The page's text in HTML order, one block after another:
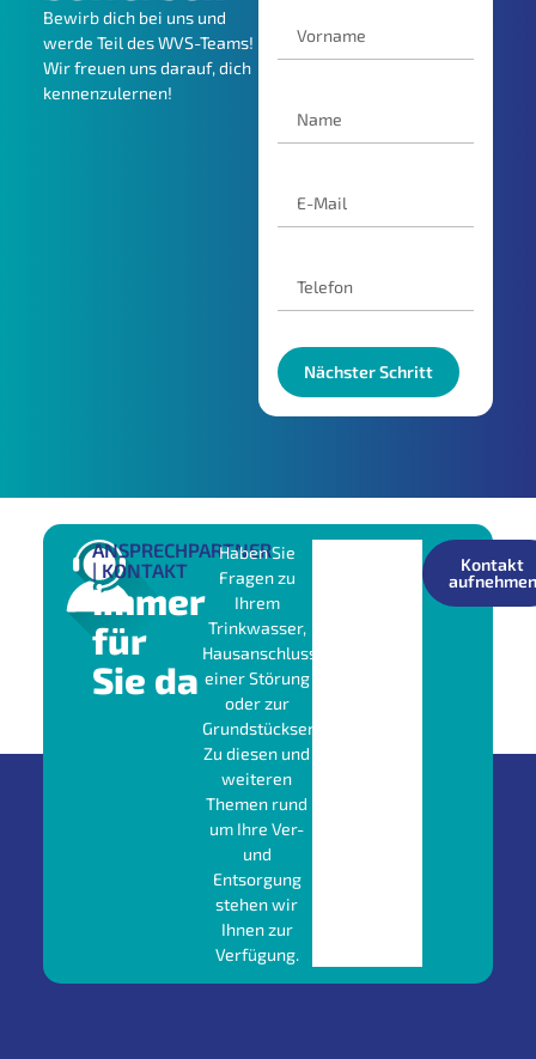
Bewirb dich bei uns und
werde Teil des WVS-Teams!
Wir freuen uns darauf, dich
kennenzulernen!
Nächster Schritt
Alternative:
ANSPRECHPARTNER
| KONTAKT
Immer
für
Sie da
Haben Sie
Fragen zu
Ihrem
Trinkwasser,
Hausanschluss,
einer Störung
oder zur
Grundstücksentwässerung?
Zu diesen und
weiteren
Themen rund
um Ihre Ver-
und
Entsorgung
stehen wir
Ihnen zur
Verfügung.
Kontakt
aufnehmen